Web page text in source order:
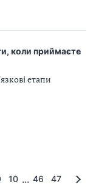
коли приймаєте
етапи
10 ... 46 47